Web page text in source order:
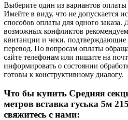
Выберите один из вариантов
Имейте в виду, что не допускается
способов оплаты для одного заказа.
возможных конфликтов рекомендуем
квитанции и чеки, подтверждающие
перевод. По вопросам оплаты
сайте телефонам или пишите на
информировать о состоянии
готовы к конструктивному диалогу.
Что бы купить Средняя
метров вставка гуська 5м
свяжитесь с нами: